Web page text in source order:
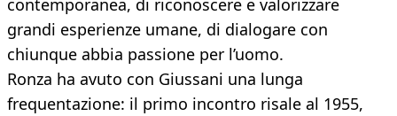
contemporanea, di riconoscere e valorizzare
grandi esperienze umane, di dialogare con
chiunque abbia passione per l’uomo.
Ronza ha avuto con Giussani una lunga
frequentazione: il primo incontro risale al 1955,